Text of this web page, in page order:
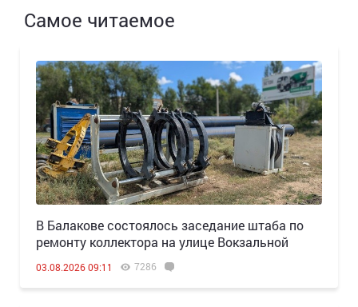
Самое читаемое
В Балакове состоялось заседание штаба по
ремонту коллектора на улице Вокзальной
03.08.2026 09:11 7286